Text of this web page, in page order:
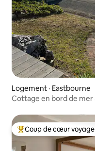
Logement · Eastbourne
Cottage en bord de mer
Coup de cœur
Coup de cœur